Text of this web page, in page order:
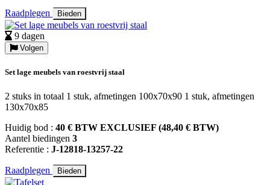
Raadplegen Bieden
9 dagen
Volgen
Set lage meubels van roestvrij staal
2 stuks in totaal 1 stuk, afmetingen 100x70x90 1 stuk, afmetingen
130x70x85
Huidig bod : 40 € BTW EXCLUSIEF (48,40 € BTW)
Aantel biedingen 3
Referentie : J-12818-13257-22
Raadplegen Bieden